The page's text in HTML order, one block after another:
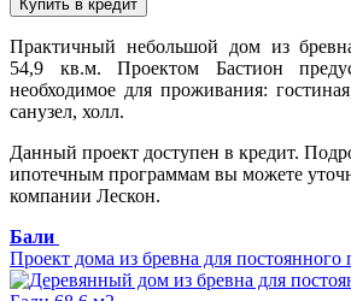
Купить в кредит
Практичный небольшой дом из
54,9 кв.м. Проектом Бастион
необходимое для проживания:
санузел, холл.
Данный проект доступен в кредит.
ипотечным программам вы можете
компании Лескон.
Бали
Проект дома из бревна для